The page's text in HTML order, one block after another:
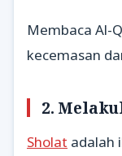
Membaca Al-
kecemasan
2.
Sholat adalah